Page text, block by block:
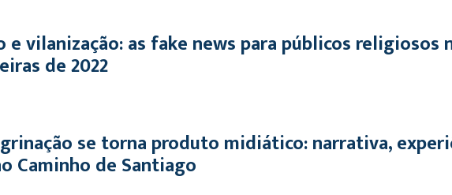
e vilanização: as fake news para públicos religiosos
de 2022
se torna produto midiático: narrativa,
Caminho de Santiago